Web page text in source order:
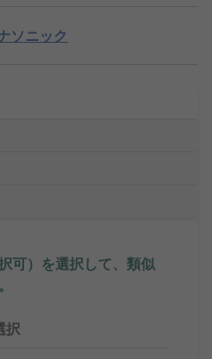
ソニック
可）を選択して、類似
択